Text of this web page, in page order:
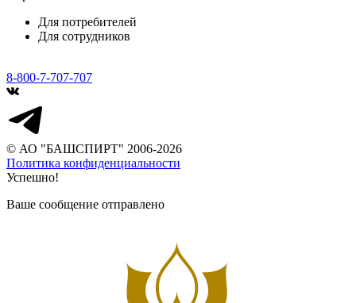
Для потребителей
Для сотрудников
8-800-7-707-707
© АО "БАШСПИРТ" 2006-2026
Политика конфиденциальности
Успешно!
Ваше сообщение отправлено